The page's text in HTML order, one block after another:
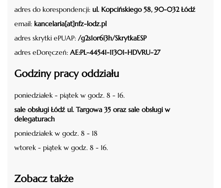
adres do korespondencji: ul. Kopcińskiego 58, 90-032 Łódź
email: kancelaria[at]nfz-lodz.pl
adres skrytki ePUAP: /g2s1or6i3h/SkrytkaESP
adres eDoręczeń: AE:PL-44541-11301-HDVRU-27
Godziny pracy oddziału
poniedziałek - piątek w godz. 8 - 16.
sale obsługi Łódź ul. Targowa 35 oraz sale obsługi w
delegaturach
poniedziałek w godz. 8 - 18
wtorek - piątek w godz. 8 - 16.
Zobacz także